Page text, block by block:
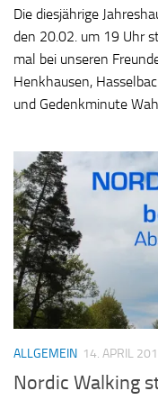
Die diesjährige
den 20.02. um 19 Uhr
mal bei unseren
Henkhausen,
und Gedenkminute
ALLGEMEIN 14. APRIL
Nordic Walking